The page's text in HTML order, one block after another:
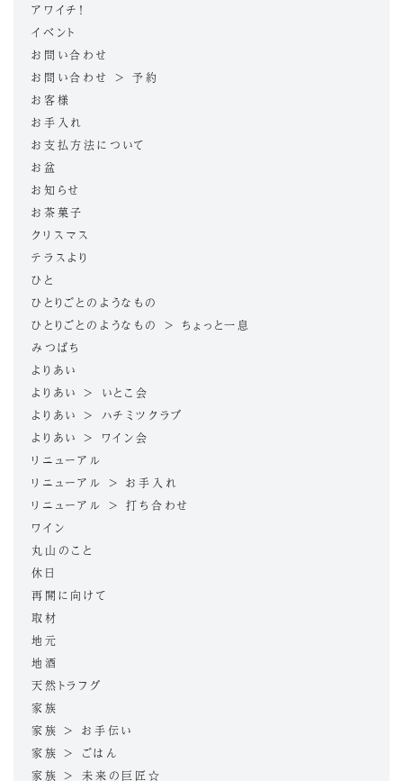
アワイチ！
イベント
お問い合わせ
お問い合わせ > 予約
お客様
お手入れ
お支払方法について
お盆
お知らせ
お茶菓子
クリスマス
テラスより
ひと
ひとりごとのようなもの
ひとりごとのようなもの > ちょっと一息
みつばち
よりあい
よりあい > いとこ会
よりあい > ハチミツクラブ
よりあい > ワイン会
リニューアル
リニューアル > お手入れ
リニューアル > 打ち合わせ
ワイン
丸山のこと
休日
再開に向けて
取材
地元
地酒
天然トラフグ
家族
家族 > お手伝い
家族 > ごはん
家族 > 未来の巨匠☆